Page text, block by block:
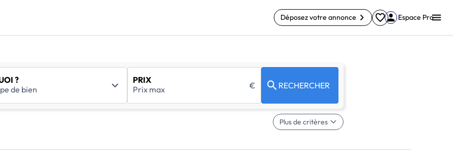
Déposez votre annonce Espace Pro
? PRIX
€ RECHERCHER
Plus de critères